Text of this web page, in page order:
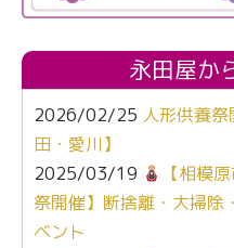
永田屋か
2026/02/25 人形供養
田・愛川】
2025/03/19
【相模
祭開催】断捨離・大掃除
ベント